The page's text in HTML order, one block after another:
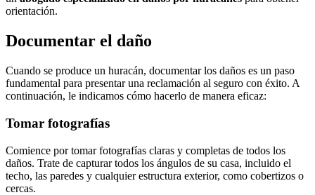
orientación.
Documentar el daño
Cuando se produce un huracán, documentar los daños es un paso
fundamental para presentar una reclamación al seguro con éxito. A
continuación, le indicamos cómo hacerlo de manera eficaz:
Tomar fotografías
Comience por tomar fotografías claras y completas de todos los
daños. Trate de capturar todos los ángulos de su casa, incluido el
techo, las paredes y cualquier estructura exterior, como cobertizos o
cercas.